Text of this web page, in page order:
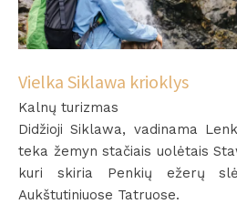
Vielka Siklawa krioklys
Kalnų turizmas
Didžioji Siklawa, vadinama
teka žemyn stačiais uolėtais
kuri skiria Penkių ežerų
Aukštutiniuose Tatruose.